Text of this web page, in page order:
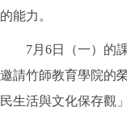
的能力。
7月6日（一）的課
邀請竹師教育學院的
民生活與文化保存觀